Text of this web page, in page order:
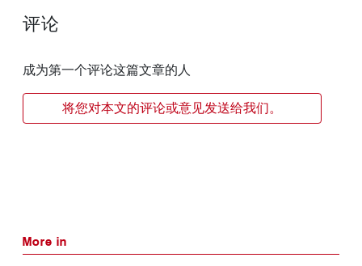
评论
成为第一个评论这篇文章的人
将您对本文的评论或意见发送给我们。
More in